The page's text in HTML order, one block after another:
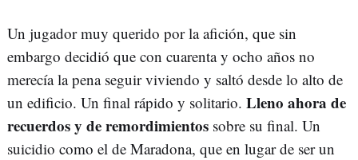
Un jugador muy querido por la afición, que sin
embargo decidió que con cuarenta y ocho años no
merecía la pena seguir viviendo y saltó desde lo alto de
un edificio. Un final rápido y solitario. Lleno ahora de
recuerdos y de remordimientos sobre su final. Un
suicidio como el de Maradona, que en lugar de ser un